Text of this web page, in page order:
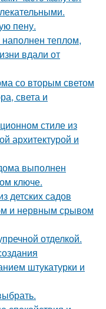
пену.
теплом,
вдали от
со вторым светом
света и
стиле из
архитектурой и
выполнен
ключе.
детских садов
и нервным срывом
отделкой.
штукатурки и